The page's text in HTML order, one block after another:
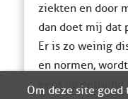
ziekten en door
dan doet mij dat
Er is zo weinig
en normen,
eens op
Om deze site